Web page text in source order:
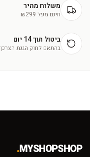
משלוח מהיר
חינם מעל ₪299
ביטול תוך 14 יום
בהתאם לחוק הגנת הצרכן
MYSHOPSHOP
.